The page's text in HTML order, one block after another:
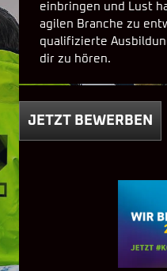
einbringen und Lust
agilen Branche zu
qualifizierte
dir zu hören.
JETZT BEWERBEN